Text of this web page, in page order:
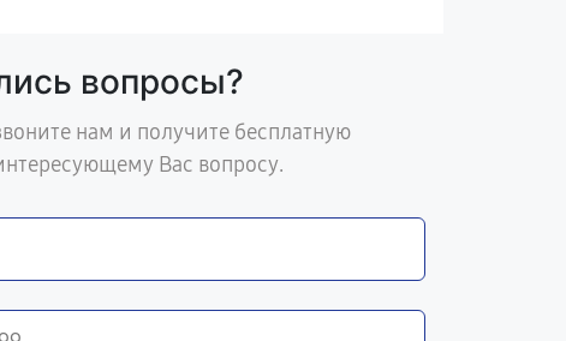
вопросы?
нам и получите бесплатную
Вас вопросу.